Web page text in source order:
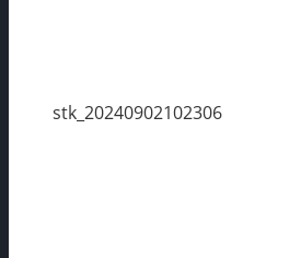
stk_20240902102306